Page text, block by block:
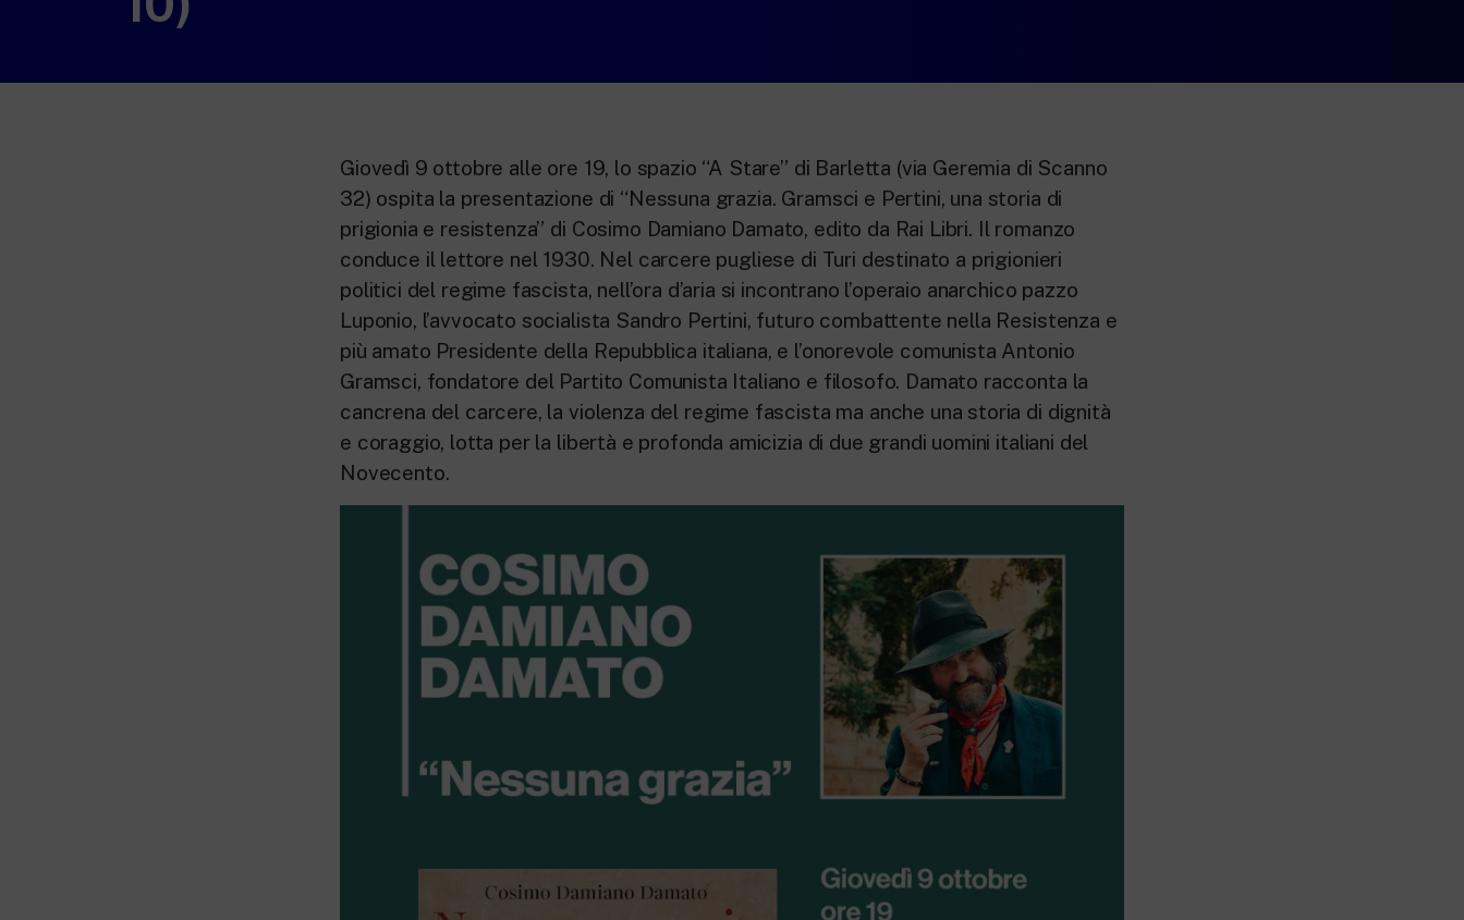
Giovedì 9 ottobre alle ore 19, lo spazio “A Stare” di Barletta (via Geremia di Scanno
32) ospita la presentazione di “Nessuna grazia. Gramsci e Pertini, una storia di
prigionia e resistenza” di Cosimo Damiano Damato, edito da Rai Libri. Il romanzo
conduce il lettore nel 1930. Nel carcere pugliese di Turi destinato a prigionieri
politici del regime fascista, nell’ora d’aria si incontrano l’operaio anarchico pazzo
Luponio, l’avvocato socialista Sandro Pertini, futuro combattente nella Resistenza e
più amato Presidente della Repubblica italiana, e l’onorevole comunista Antonio
Gramsci, fondatore del Partito Comunista Italiano e filosofo. Damato racconta la
cancrena del carcere, la violenza del regime fascista ma anche una storia di dignità
e coraggio, lotta per la libertà e profonda amicizia di due grandi uomini italiani del
Novecento.